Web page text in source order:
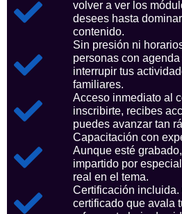
volver a ver los
desees hasta
contenido.
Sin presión ni
personas con
interrupir tus
familiares.
Acceso inmediato al
inscribirte, recibes
puedes avanzar tan
Capacitación con
Aunque esté
impartido por
real en el tema.
Certificación incluida.
certificado que avala